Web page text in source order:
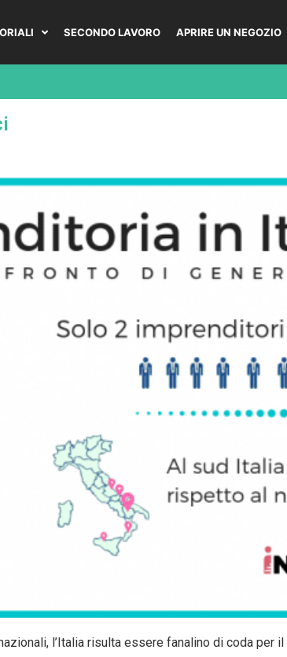
SECONDO LAVORO APRIRE UN NEGOZIO
l’Italia risulta essere fanalino di coda per il